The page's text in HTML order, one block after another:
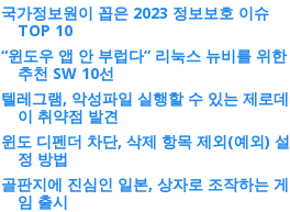
국가정보원이 꼽은 2023 정보보호 이슈
TOP 10
“윈도우 앱 안 부럽다” 리눅스 뉴비를 위한
추천 SW 10선
텔레그램, 악성파일 실행할 수 있는 제로데
이 취약점 발견
윈도 디펜더 차단, 삭제 항목 제외(예외) 설
정 방법
골판지에 진심인 일본, 상자로 조작하는 게
임 출시